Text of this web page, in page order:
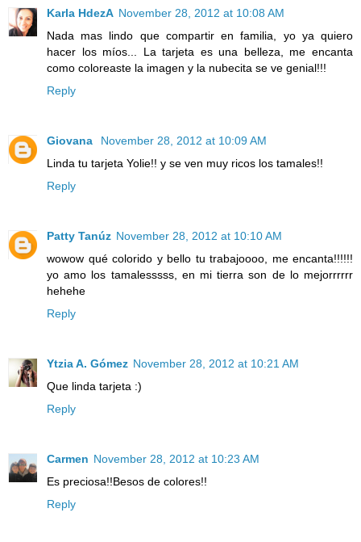
Karla HdezA November 28, 2012 at 10:08 AM
Nada mas lindo que compartir en familia, yo ya quiero
hacer los míos... La tarjeta es una belleza, me encanta
como coloreaste la imagen y la nubecita se ve genial!!!
Reply
Giovana
November 28, 2012 at 10:09 AM
Linda tu tarjeta Yolie!! y se ven muy ricos los tamales!!
Reply
Patty Tanúz November 28, 2012 at 10:10 AM
wowow qué colorido y bello tu trabajoooo, me encanta!!!!!!
yo amo los tamalesssss, en mi tierra son de lo mejorrrrrr
hehehe
Reply
Ytzia A. Gómez November 28, 2012 at 10:21 AM
Que linda tarjeta :)
Reply
Carmen November 28, 2012 at 10:23 AM
Es preciosa!!Besos de colores!!
Reply